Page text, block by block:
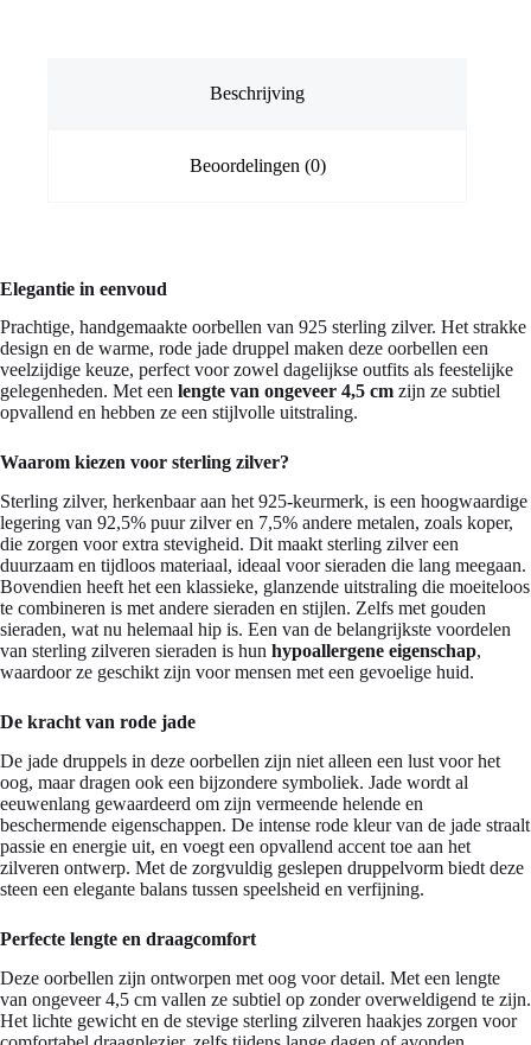
Beschrijving
Beoordelingen (0)
Elegantie in eenvoud
Prachtige, handgemaakte oorbellen van 925 sterling zilver. Het strakke
design en de warme, rode jade druppel maken deze oorbellen een
veelzijdige keuze, perfect voor zowel dagelijkse outfits als feestelijke
gelegenheden. Met een lengte van ongeveer 4,5 cm zijn ze subtiel
opvallend en hebben ze een stijlvolle uitstraling.
Waarom kiezen voor sterling zilver?
Sterling zilver, herkenbaar aan het 925-keurmerk, is een hoogwaardige
legering van 92,5% puur zilver en 7,5% andere metalen, zoals koper,
die zorgen voor extra stevigheid. Dit maakt sterling zilver een
duurzaam en tijdloos materiaal, ideaal voor sieraden die lang meegaan.
Bovendien heeft het een klassieke, glanzende uitstraling die moeiteloos
te combineren is met andere sieraden en stijlen. Zelfs met gouden
sieraden, wat nu helemaal hip is. Een van de belangrijkste voordelen
van sterling zilveren sieraden is hun hypoallergene eigenschap,
waardoor ze geschikt zijn voor mensen met een gevoelige huid.
De kracht van rode jade
De jade druppels in deze oorbellen zijn niet alleen een lust voor het
oog, maar dragen ook een bijzondere symboliek. Jade wordt al
eeuwenlang gewaardeerd om zijn vermeende helende en
beschermende eigenschappen. De intense rode kleur van de jade straalt
passie en energie uit, en voegt een opvallend accent toe aan het
zilveren ontwerp. Met de zorgvuldig geslepen druppelvorm biedt deze
steen een elegante balans tussen speelsheid en verfijning.
Perfecte lengte en draagcomfort
Deze oorbellen zijn ontworpen met oog voor detail. Met een lengte
van ongeveer 4,5 cm vallen ze subtiel op zonder overweldigend te zijn.
Het lichte gewicht en de stevige sterling zilveren haakjes zorgen voor